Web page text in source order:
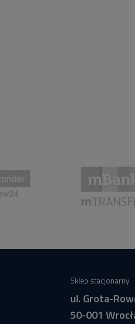
Sklep stacjonarny
ul. Grota-
50-001